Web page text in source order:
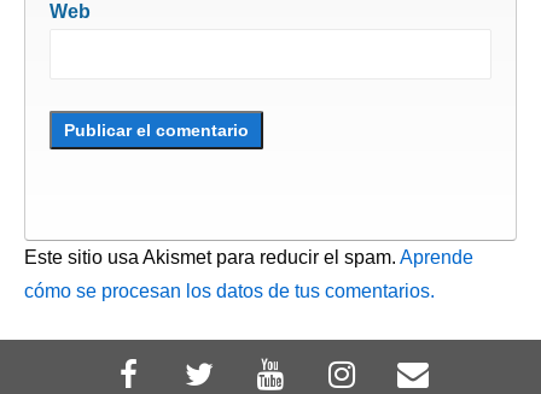
Web
Este sitio usa Akismet para reducir el spam. Aprende
cómo se procesan los datos de tus comentarios.